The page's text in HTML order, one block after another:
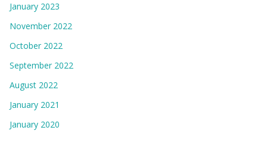
January 2023
November 2022
October 2022
September 2022
August 2022
January 2021
January 2020